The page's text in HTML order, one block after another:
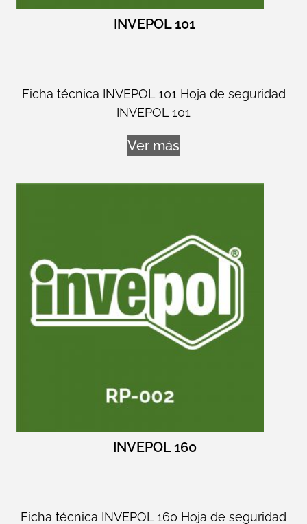
INVEPOL 101
Ficha técnica INVEPOL 101 Hoja de seguridad
INVEPOL 101
Ver más
INVEPOL 160
Ficha técnica INVEPOL 160 Hoja de seguridad